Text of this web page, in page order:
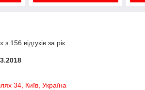
156 відгуків за рік
34, Київ, Україна